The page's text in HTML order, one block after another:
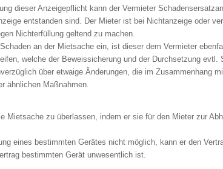
dieser Anzeigepflicht kann der Vermieter
entstanden sind. Der Mieter ist bei Nichtanzeige oder
Nichterfüllung geltend zu machen.
an der Mietsache ein, ist dieser dem Vermieter
welche der Beweissicherung und der Durchsetzung evtl.
über etwaige Änderungen, die im Zusammenhang
ähnlichen Maßnahmen.
Mietsache zu überlassen, indem er sie für den Mieter zur
eines bestimmten Gerätes nicht möglich, kann er den
bestimmten Gerät unwesentlich ist.